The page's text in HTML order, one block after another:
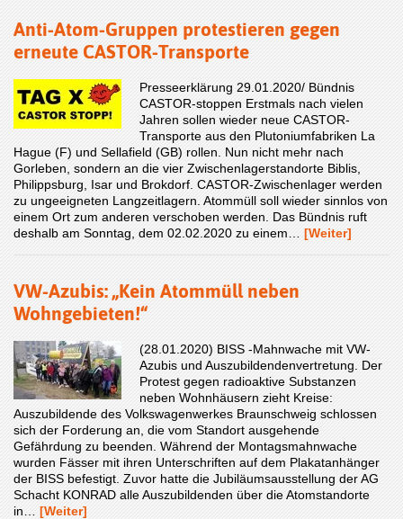
Anti-Atom-Gruppen protestieren gegen
erneute CASTOR-Transporte
Presseerklärung 29.01.2020/ Bündnis
CASTOR-stoppen Erstmals nach vielen
Jahren sollen wieder neue CASTOR-
Transporte aus den Plutoniumfabriken La
Hague (F) und Sellafield (GB) rollen. Nun nicht mehr nach
Gorleben, sondern an die vier Zwischenlagerstandorte Biblis,
Philippsburg, Isar und Brokdorf. CASTOR-Zwischenlager werden
zu ungeeigneten Langzeitlagern. Atommüll soll wieder sinnlos von
einem Ort zum anderen verschoben werden. Das Bündnis ruft
deshalb am Sonntag, dem 02.02.2020 zu einem… [Weiter]
VW-Azubis: „Kein Atommüll neben
Wohngebieten!“
(28.01.2020) BISS -Mahnwache mit VW-
Azubis und Auszubildendenvertretung. Der
Protest gegen radioaktive Substanzen
neben Wohnhäusern zieht Kreise:
Auszubildende des Volkswagenwerkes Braunschweig schlossen
sich der Forderung an, die vom Standort ausgehende
Gefährdung zu beenden. Während der Montagsmahnwache
wurden Fässer mit ihren Unterschriften auf dem Plakatanhänger
der BISS befestigt. Zuvor hatte die Jubiläumsausstellung der AG
Schacht KONRAD alle Auszubildenden über die Atomstandorte
in… [Weiter]